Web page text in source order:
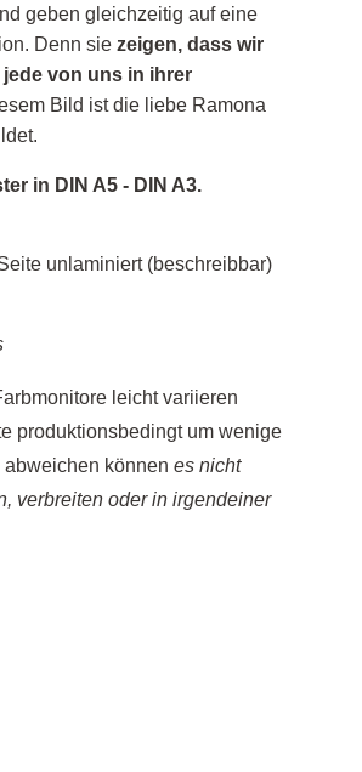
geben gleichzeitig auf eine
Denn sie zeigen, dass wir
jede von uns in ihrer
Bild ist die liebe Ramona
in DIN A5 - DIN A3.
unlaminiert (beschreibbar)
leicht variieren
produktionsbedingt um wenige
können es nicht
verbreiten oder in irgendeiner